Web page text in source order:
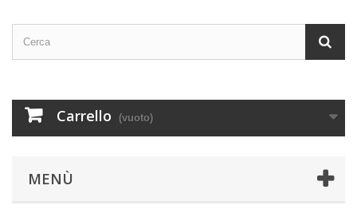
Carrello (vuoto)
MENÙ